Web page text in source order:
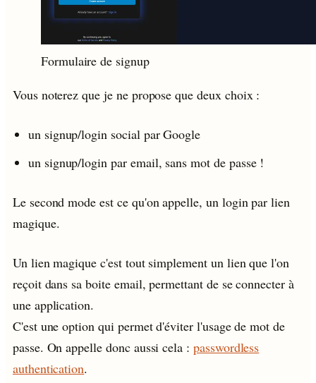
Formulaire de signup
Vous noterez que je ne propose que deux choix :
un signup/login social par Google
un signup/login par email, sans mot de passe !
Le second mode est ce qu'on appelle, un login par lien
magique.
Un lien magique c'est tout simplement un lien que l'on
reçoit dans sa boite email, permettant de se connecter à
une application.
C'est une option qui permet d'éviter l'usage de mot de
passe. On appelle donc aussi cela : passwordless
authentication.